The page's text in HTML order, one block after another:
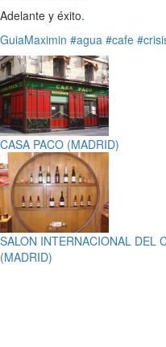
Adelante y éxito.
GuiaMaximin #agua #cafe
CASA PACO (MADRID)
SALON INTERNACIONAL DEL
(MADRID)